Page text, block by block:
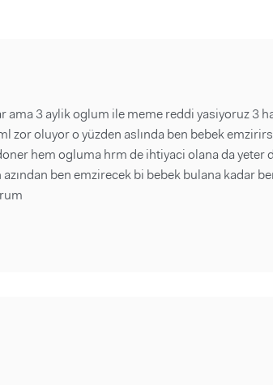
ama 3 aylik oglum ile meme reddi yasiyoruz 3
zor oluyor o yüzden aslında ben bebek
hem ogluma hrm de ihtiyaci olana da yeter
ben emzirecek bi bebek bulana kadar